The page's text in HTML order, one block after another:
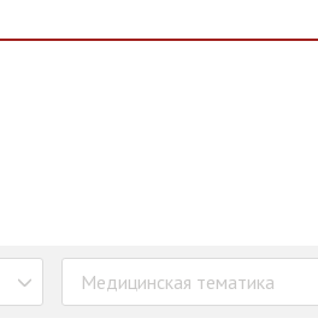
Медицинская тематика